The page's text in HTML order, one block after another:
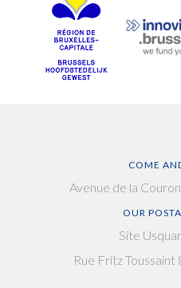
COME
Avenue de la
OUR
Site
Rue Fritz